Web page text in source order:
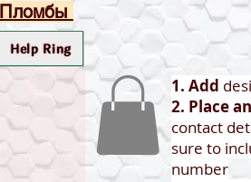
Пломбы
Help Ring
1. Add
2. Place
contact
sure to
number